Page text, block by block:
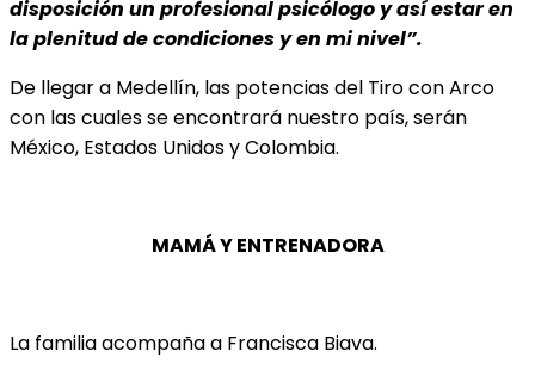
disposición un profesional psicólogo y así estar en
la plenitud de condiciones y en mi nivel”.
De llegar a Medellín, las potencias del Tiro con Arco
con las cuales se encontrará nuestro país, serán
México, Estados Unidos y Colombia.
MAMÁ Y ENTRENADORA
La familia acompaña a Francisca Biava.